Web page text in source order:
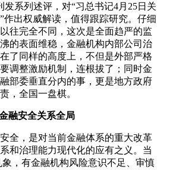
系列述评，对“习总书记4月25日关
作出权威解读，值得跟踪研究。仔细
往完全不同，这次是全面趋严的监
的表面维稳，金融机构内部公司治
了同样的高度上，不但是外部严格
调整激励机制，连根拔了；同时金
部委垂直分内的事，更是地方政府
，全国一盘棋。
融安全关系全局
，是对当前金融体系的重大改革
和治理能力现代化的应有之义。当
，有金融机构风险意识不足、审慎